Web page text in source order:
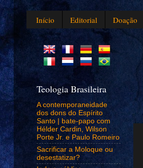
Início Editorial Doação
Teologia Brasileira
A contemporaneidade
dos dons do Espírito
Santo | bate-papo com
Hélder Cardin, Wilson
Porte Jr. e Paulo Romeiro
Sacrificar a Moloque ou
desestatizar?